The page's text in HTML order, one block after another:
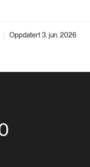
Oppdatert 3. jun. 2026